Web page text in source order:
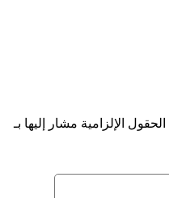
الحقول الإلزامية مشار إليها بـ